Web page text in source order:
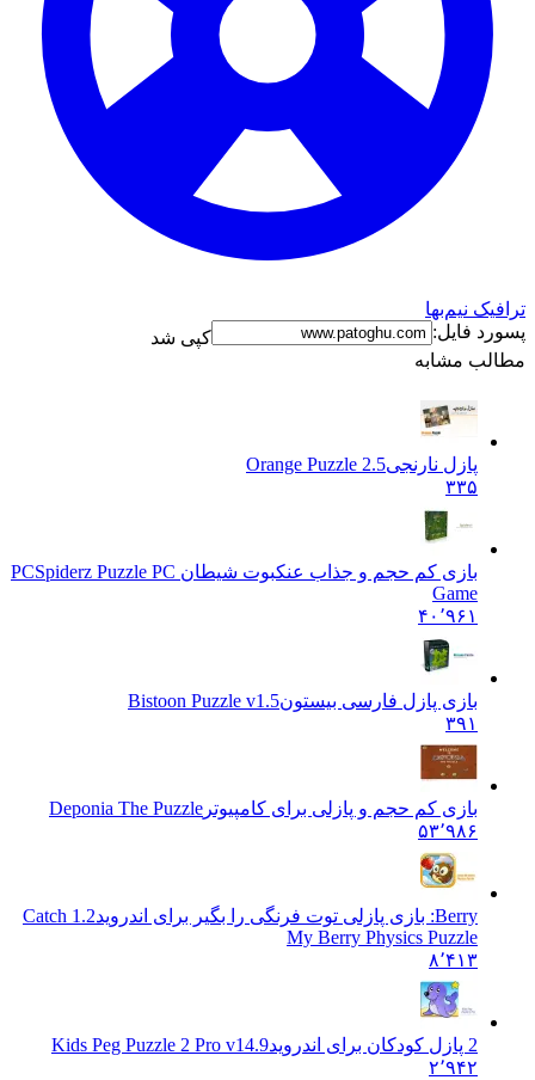
نیم‌بها
فایل:
کپی شد
مشابه
پازل نارنجی Orange Puzzle 2.5
بازی کم حجم و جذاب عنکبوت شیطان PCSpiderz Puzzle PC
Game
۴۰٬۹۶۱
بازی پازل فارسی بیستونBistoon Puzzle v1.5
بازی کم حجم و پازلی برای کامپیوترDeponia The Puzzle
۵۳٬۹۸۶
Berry: بازی پازلی توت فرنگی را بگیر برای اندروید
1.2 Catch
My Berry Physics Puzzle
۸٬۴۱۳
Kids Peg Puzzle 2 Pro v14.9
۲٬۹۴۲